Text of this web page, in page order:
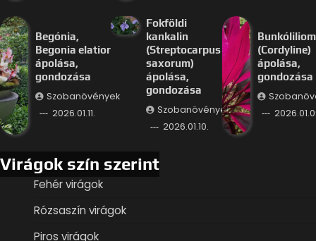
Begónia,
Begonia elatior
ápolása,
gondozása
Szobanövények
2026.01.11.
Fokföldi
kankalin
(Streptocarpus
saxorum)
ápolása,
gondozása
Szobanövények
2026.01.10.
Bunkóliliom
(Cordyline)
ápolása,
gondozása
Virágok szín szerint
Fehér virágok
Rózsaszín virágok
Piros virágok